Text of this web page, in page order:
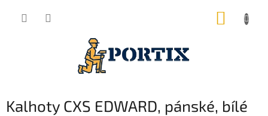
Kalhoty CXS EDWARD, pánské, bílé